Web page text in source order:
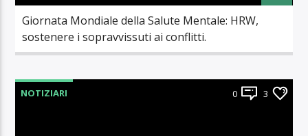
Giornata Mondiale della Salute Mentale: HRW,
sostenere i sopravvissuti ai conflitti.
NOTIZIARI 0 3